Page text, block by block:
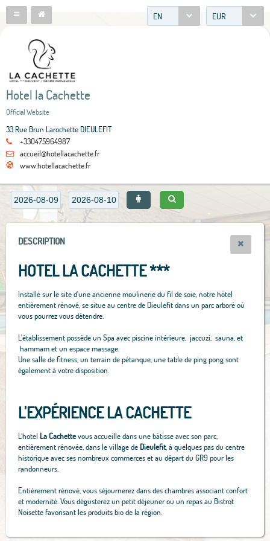
EN EUR
Hotel la Cachette
Official Website
33 Rue Brun Larochette DIEULEFIT
+330475964987
accueil@hotellacachette.fr
www.hotellacachette.fr
DESCRIPTION
HOTEL LA CACHETTE ***
Installé sur le site d'une ancienne moulinerie du fil de soie, notre hôtel
entièrement rénové, se situe au centre de Dieulefit dans un parc arboré où
vous pourrez vous détendre.
L'établissement possède un Spa avec piscine intérieure, jaccuzi, sauna, et
hammam et un espace massage.
Une salle de fitness, un terrain de pétanque, une table de ping pong sont
également à votre disposition.
L'EXPÉRIENCE LA CACHETTE
L’hotel La Cachettevous accueille dans une bâtisse avec son parc,
entièrement rénovée, dans le village de Dieulefit, à quelques pas du centre
historique avec ses nombreux commerces et au départ du GR9 pour les
randonneurs.
Entièrement rénové, vous séjournerez dans des chambres associant confort
et modernité. Vous dégusterez un petit déjeuner ou un repas au Bistrot
Noisette favorisant les produits bio de la région.